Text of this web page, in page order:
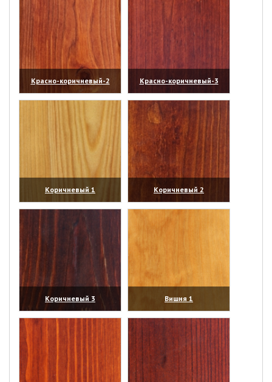
Красно-коричневый-2
(увеличить)
Красно-коричневый-3
(увеличить)
Коричневый 1
(увеличить)
Коричневый 2
(увеличить)
Коричневый 3
(увеличить)
Вишня 1
(увеличить)